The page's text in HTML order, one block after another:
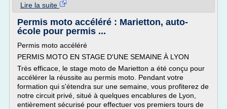
Lire la suite
Permis moto accéléré : Marietton, auto-
école pour permis ...
Permis moto accéléré
PERMIS MOTO EN STAGE D'UNE SEMAINE À LYON
Très efficace, le stage moto de Marietton a été conçu pour
accélérer la réussite au permis moto. Pendant votre
formation qui s'étendra sur une semaine, vous profiterez de
notre circuit privé, situé à quelques encablures de Lyon,
entièrement sécurisé pour effectuer vos premiers tours de